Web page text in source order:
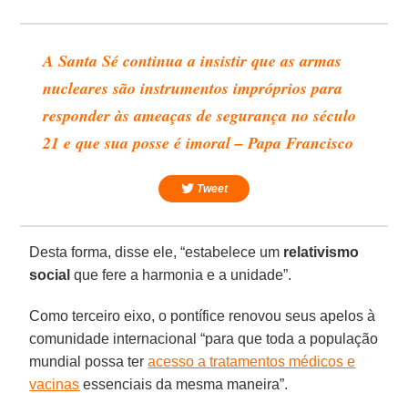
A Santa Sé continua a insistir que as armas
nucleares são instrumentos impróprios para
responder às ameaças de segurança no século
21 e que sua posse é imoral – Papa Francisco
Tweet
Desta forma, disse ele, “estabelece um relativismo
social que fere a harmonia e a unidade”.
Como terceiro eixo, o pontífice renovou seus apelos à
comunidade internacional “para que toda a população
mundial possa teracesso a tratamentos médicos e
vacinas essenciais da mesma maneira”.